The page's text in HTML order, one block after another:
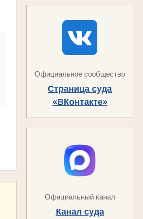
Официальное сообщество
Страница суда
«ВКонтакте»
Официальный канал
Канал суда